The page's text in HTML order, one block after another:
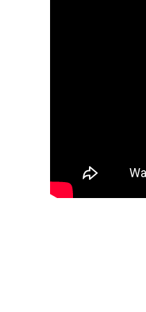
Warning: Undefined
golf.co.jp/
on line